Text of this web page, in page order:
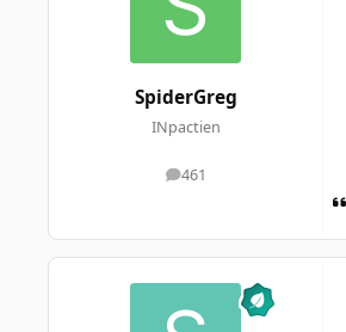
SpiderGreg
INpactien
461
messages